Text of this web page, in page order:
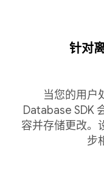
针对
当您的用户
Database SDK
容并存储更改。
步